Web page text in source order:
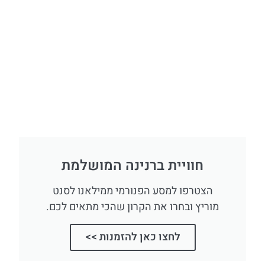
חוויית ברנינה המושלמת
הצטרפו למסע הפנורמי ממילאנו לסנט
מוריץ ובחרו את הקרון שהכי מתאים לכם.
לחצו כאן להזמנות >>